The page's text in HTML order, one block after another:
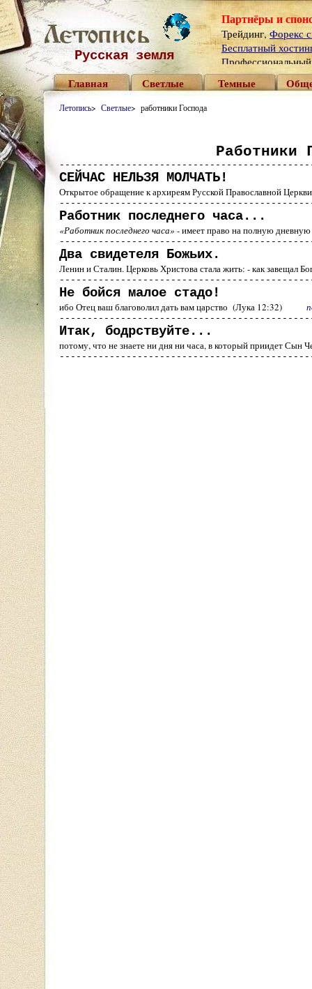
Главная Светлые Темные
Русская земля
Летопись> Светлые> работники Господа
Работники
СЕЙЧАС НЕЛЬЗЯ МОЛЧАТЬ!
Открытое обращение к архиреям Русской Православной
Работник последнего часа...
«Работник последнего часа» - имеет право на полную
Два свидетеля Божьих.
Ленин и Сталин. Церковь Христова стала жить: - как завещал
Не бойся малое стадо!
ибо Отец ваш благоволил дать вам царство (Лука 12:32)
Итак, бодрствуйте...
потому, что не знаете ни дня ни часа, в который приидет Сын
Партнёры и
Трейдинг,Форекс
Бесплатный